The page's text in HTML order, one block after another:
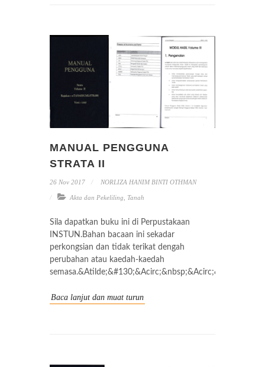
MANUAL PENGGUNA
STRATA II
26 Nov 2017 NORLIZA HANIM BINTI OTHMAN
Akta dan Pekeliling Tanah
Sila dapatkan buku ini di Perpustakaan
INSTUN.Bahan bacaan ini sekadar
perkongsian dan tidak terikat dengah
perubahan atau kaedah-kaedah
semasa.&Atilde;&#130;&Acirc;&nbsp;&Acirc;&nbsp;
Baca lanjut dan muat turun